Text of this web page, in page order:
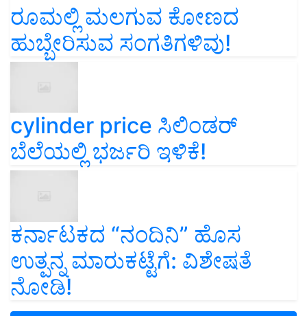
ರೂಮಲ್ಲಿ ಮಲಗುವ ಕೋಣದ
ಹುಬ್ಬೇರಿಸುವ ಸಂಗತಿಗಳಿವು!
cylinder price ಸಿಲಿಂಡರ್‌
ಬೆಲೆಯಲ್ಲಿ ಭರ್ಜರಿ ಇಳಿಕೆ!
ಕರ್ನಾಟಕದ “ನಂದಿನಿ” ಹೊಸ
ಉತ್ಪನ್ನ ಮಾರುಕಟ್ಟೆಗೆ: ವಿಶೇಷತೆ
ನೋಡಿ!